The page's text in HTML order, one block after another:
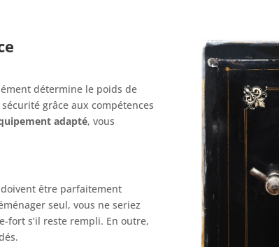
détermine le poids de
grâce aux compétences
adapté, vous
être parfaitement
seul, vous ne seriez
fort s’il reste rempli. En outre,